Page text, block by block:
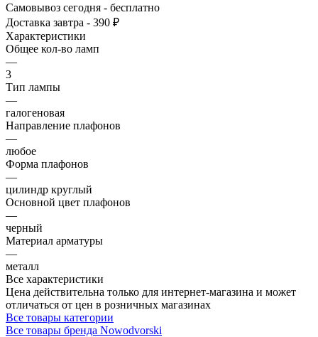
Самовывоз сегодня - бесплатно
Доставка завтра - 390 ₽
Характеристики
Общее кол-во ламп
—
3
Тип лампы
—
галогеновая
Направление плафонов
—
любое
Форма плафонов
—
цилиндр круглый
Основной цвет плафонов
—
черный
Материал арматуры
—
металл
Все характеристики
Цена действительна только для интернет-магазина и может
отличаться от цен в розничных магазинах
Все товары категории
Все товары бренда Nowodvorski